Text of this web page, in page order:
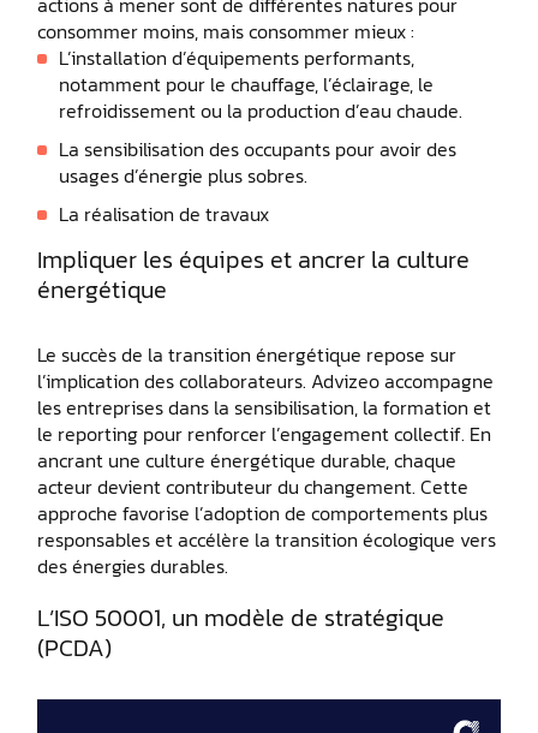
consommer moins, mais consommer mieux :
L’installation d’équipements performants,
notamment pour le chauffage, l’éclairage, le
refroidissement ou la production d’eau chaude.
La sensibilisation des occupants pour avoir des
usages d’énergie plus sobres.
La réalisation de travaux
Impliquer les équipes et ancrer la culture
énergétique
Le succès de la transition énergétique repose sur
l’implication des collaborateurs. Advizeo accompagne
les entreprises dans la sensibilisation, la formation et
le reporting pour renforcer l’engagement collectif. En
ancrant une culture énergétique durable, chaque
acteur devient contributeur du changement. Cette
approche favorise l’adoption de comportements plus
responsables et accélère la transition écologique vers
des énergies durables.
L’ISO 50001, un modèle de stratégique
(PCDA)